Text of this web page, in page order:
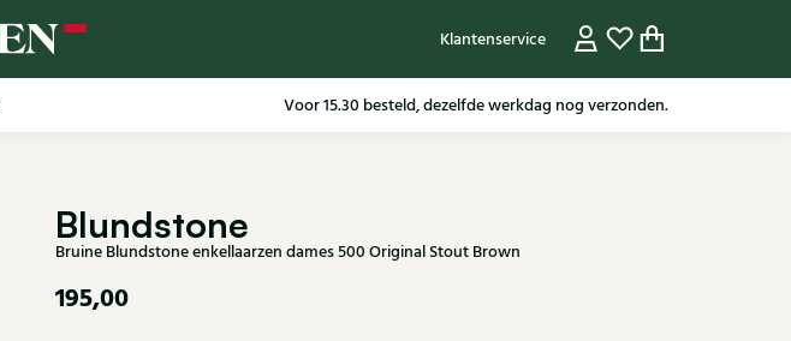
Klantenservice
Gratis verzending in NL vanaf 79,95* m.u.v sale artikelen.
Blundstone
Bruine Blundstone enkellaarzen dames 500 Original Stout Brown
195,00